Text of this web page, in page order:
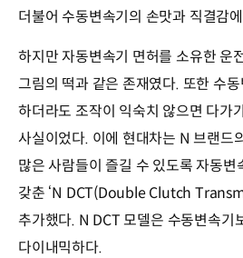
더불어 수동변속기의 손맛과 직결감
하지만 자동변속기 면허를 소유한 운
그림의 떡과 같은 존재였다. 또한 수
하더라도 조작이 익숙치 않으면 다가
사실이었다. 이에 현대차는 N 브랜드
많은 사람들이 즐길 수 있도록 자동변
갖춘 ‘N DCT(Double Clutch
추가했다. N DCT 모델은 수동변속기
다이내믹하다.